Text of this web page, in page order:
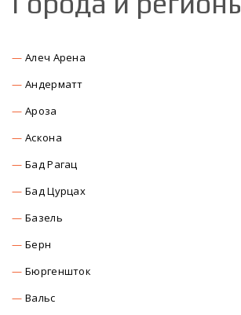
Алеч Арена
Андерматт
Ароза
Аскона
Бад Рагац
Бад Цурцах
Базель
Берн
Бюргеншток
Вальс